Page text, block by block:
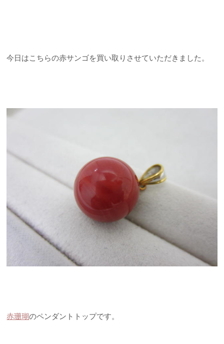
今日はこちらの赤サンゴを買い取りさせていただきました。
赤珊瑚のペンダントトップです。